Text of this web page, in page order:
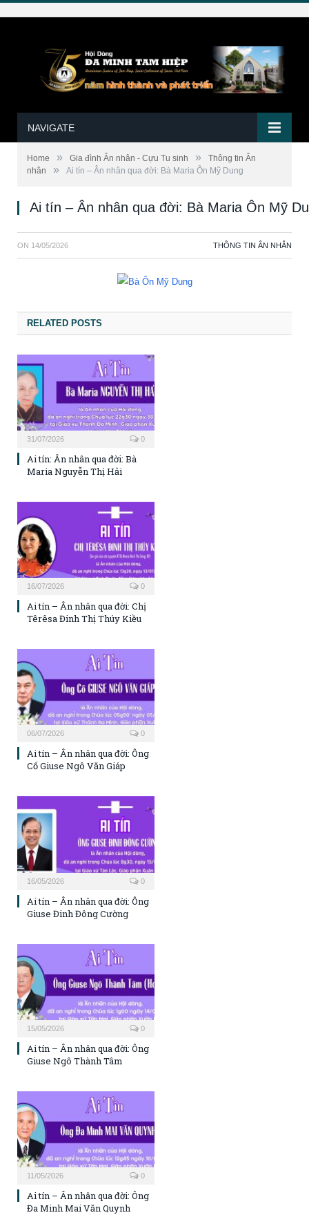
NAVIGATE
Home » Gia đình Ân nhân - Cựu Tu sinh »
Thông tin Ân
nhân
» Ai tín – Ân nhân qua đời: Bà Maria Ôn Mỹ Dung
Ai tín – Ân nhân qua đời: Bà Maria Ôn Mỹ
ON 14/05/2026 THÔNG TIN ÂN NHÂN
RELATED POSTS
31/07/2026 0
Ai tín: Ân nhân qua đời: Bà
Maria Nguyễn Thị Hải
16/07/2026 0
Ai tín – Ân nhân qua đời: Chị
Têrêsa Đinh Thị Thúy Kiều
06/07/2026 0
Ai tín – Ân nhân qua đời: Ông
Cố Giuse Ngô Văn Giáp
16/05/2026 0
Ai tín – Ân nhân qua đời: Ông
Giuse Đinh Đông Cường
15/05/2026 0
Ai tín – Ân nhân qua đời: Ông
Giuse Ngô Thành Tâm
11/05/2026 0
Ai tín – Ân nhân qua đời: Ông
Đa Minh Mai Văn Quynh